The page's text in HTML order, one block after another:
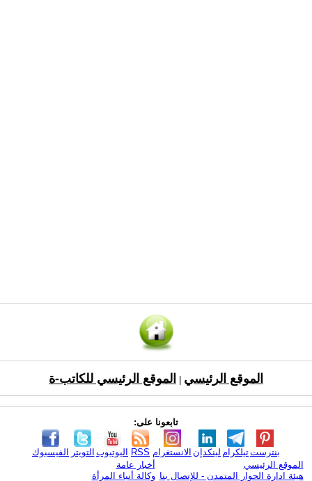
الموقع الرئيسي الموقع الرئيسي للكاتب-ة
تابعونا على:
الفيسبوك التويتر اليوتيوب RSS الانستغرام لينكدإن تيلكرامبنترست
الموقع الرئيسي
هيئة ادارة الحوار المتمدن - للإتصال بنا
أخبار عامة
وكالة أنباء المرأة